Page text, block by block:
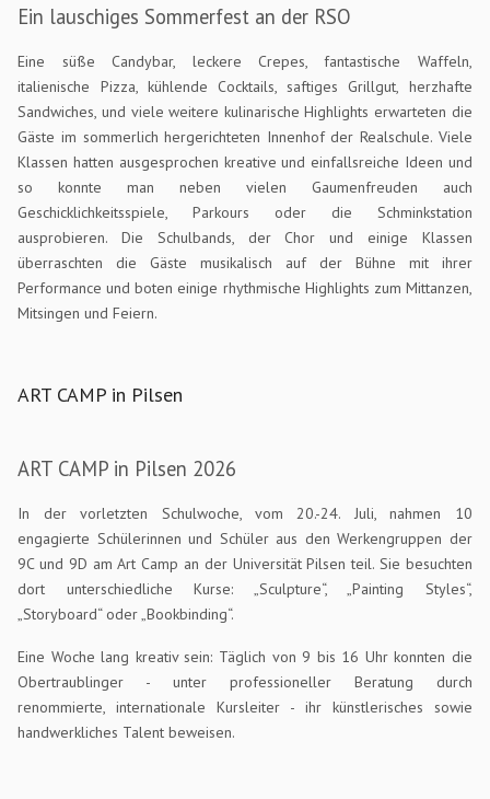
Ein lauschiges Sommerfest an der RSO
Eine süße Candybar, leckere Crepes, fantastische Waffeln,
italienische Pizza, kühlende Cocktails, saftiges Grillgut, herzhafte
Sandwiches, und viele weitere kulinarische Highlights erwarteten die
Gäste im sommerlich hergerichteten Innenhof der Realschule. Viele
Klassen hatten ausgesprochen kreative und einfallsreiche Ideen und
so konnte man neben vielen Gaumenfreuden auch
Geschicklichkeitsspiele, Parkours oder die Schminkstation
ausprobieren. Die Schulbands, der Chor und einige Klassen
überraschten die Gäste musikalisch auf der Bühne mit ihrer
Performance und boten einige rhythmische Highlights zum Mittanzen,
Mitsingen und Feiern.
ART CAMP in Pilsen
ART CAMP in Pilsen 2026
In der vorletzten Schulwoche, vom 20.-24. Juli, nahmen 10
engagierte Schülerinnen und Schüler aus den Werkengruppen der
9C und 9D am Art Camp an der Universität Pilsen teil. Sie besuchten
dort unterschiedliche Kurse: „Sculpture“, „Painting Styles“,
„Storyboard“ oder „Bookbinding“.
Eine Woche lang kreativ sein: Täglich von 9 bis 16 Uhr konnten die
Obertraublinger - unter professioneller Beratung durch
renommierte, internationale Kursleiter - ihr künstlerisches sowie
handwerkliches Talent beweisen.